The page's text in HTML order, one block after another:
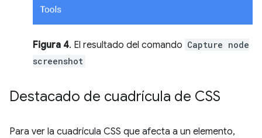
Figura 4. El resultado del comando Capture node
screenshot
Destacado de cuadrícula de CSS
Para ver la cuadrícula CSS que afecta a un elemento,